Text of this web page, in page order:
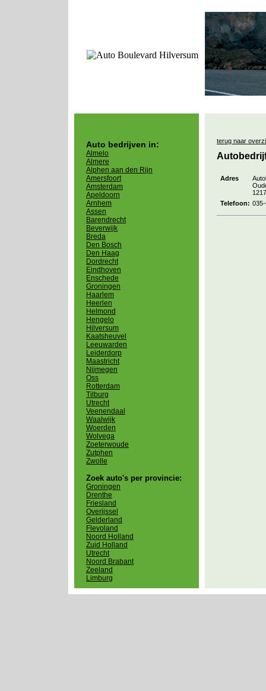
Auto bedrijven in:
Almelo
Almere
Alphen aan den Rijn
Amersfoort
Amsterdam
Apeldoorn
Arnhem
Assen
Barendrecht
Beverwijk
Breda
Den Bosch
Den Haag
Dordrecht
Eindhoven
Enschede
Groningen
Haarlem
Heerlen
Helmond
Hengelo
Hilversum
Kaatsheuvel
Leeuwarden
Leiderdorp
Maastricht
Nijmegen
Oss
Rotterdam
Tilburg
Utrecht
Veenendaal
Waalwijk
Woerden
Wolvega
Zoeterwoude
Zutphen
Zwolle
Zoek auto's per provincie:
Groningen
Drenthe
Friesland
Overijssel
Gelderland
Flevoland
Noord Holland
Zuid Holland
Utrecht
Noord Brabant
Zeeland
Limburg
terug naar
Adres
Telefoon: